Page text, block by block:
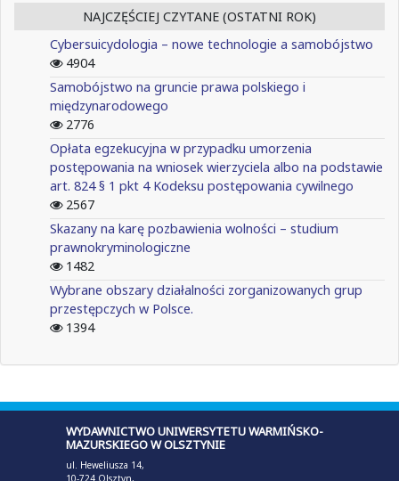
NAJCZĘŚCIEJ CZYTANE (OSTATNI ROK)
Cybersuicydologia – nowe technologie a samobójstwo
4904
Samobójstwo na gruncie prawa polskiego i
międzynarodowego
2776
Opłata egzekucyjna w przypadku umorzenia
postępowania na wniosek wierzyciela albo na podstawie
art. 824 § 1 pkt 4 Kodeksu postępowania cywilnego
2567
Skazany na karę pozbawienia wolności – studium
prawnokryminologiczne
1482
Wybrane obszary działalności zorganizowanych grup
przestępczych w Polsce.
1394
WYDAWNICTWO UNIWERSYTETU WARMIŃSKO-
MAZURSKIEGO W OLSZTYNIE
ul. Heweliusza 14,